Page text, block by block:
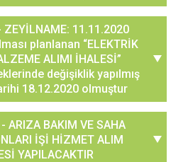
ZEYİLNAME: 11.11.2020
planlanan “ELEKTRİK
ALIMI İHALESİ”
değişiklik yapılmış
18.12.2020 olmuştur
ARIZA BAKIM VE SAHA
İŞİ HİZMET ALIM
YAPILACAKTIR